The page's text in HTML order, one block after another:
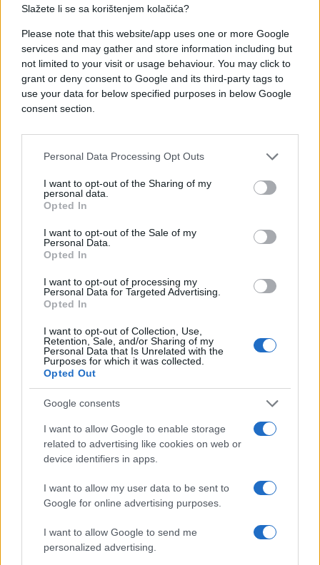
Slažete li se sa korištenjem kolačića?
Please note that this website/app uses one or more Google
services and may gather and store information including but
not limited to your visit or usage behaviour. You may click to
grant or deny consent to Google and its third-party tags to
use your data for below specified purposes in below Google
consent section.
Personal Data Processing Opt Outs
I want to opt-out of the Sharing of my
personal data.
Opted In
I want to opt-out of the Sale of my
Personal Data.
Opted In
I want to opt-out of processing my
Personal Data for Targeted Advertising.
Opted In
I want to opt-out of Collection, Use,
Retention, Sale, and/or Sharing of my
Personal Data that Is Unrelated with the
Purposes for which it was collected.
Opted Out
Google consents
I want to allow Google to enable storage
related to advertising like cookies on web or
device identifiers in apps.
I want to allow my user data to be sent to
Google for online advertising purposes.
I want to allow Google to send me
personalized advertising.
#ljeto #voda #opasnost
#vrućine